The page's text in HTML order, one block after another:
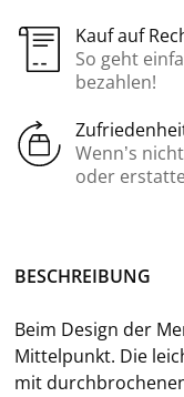
Kauf auf
So geht
bezahlen!
Wenn’s
oder
BE­SCHREI­BUNG
Beim De­sign der
Mit­tel­punkt. Die
mit